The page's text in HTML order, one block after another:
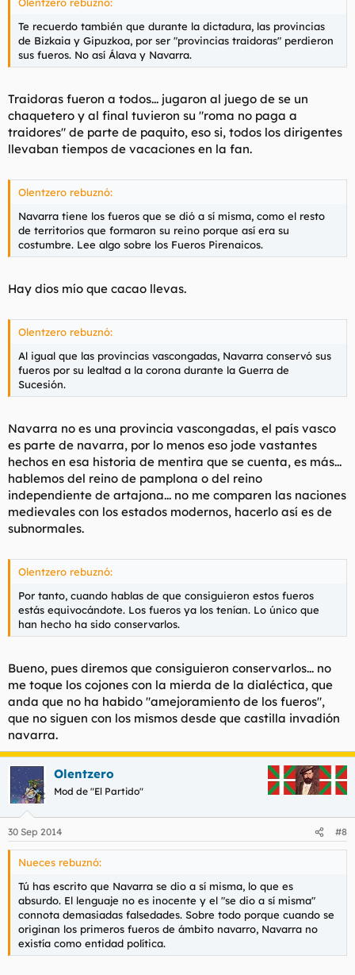
Te recuerdo también que durante la dictadura, las provincias
de Bizkaia y Gipuzkoa, por ser "provincias traidoras" perdieron
sus fueros. No así Álava y Navarra.
Traidoras fueron a todos... jugaron al juego de se un
chaquetero y al final tuvieron su "roma no paga a
traidores" de parte de paquito, eso si, todos los dirigentes
llevaban tiempos de vacaciones en la fan.
Olentzero rebuznó:
Navarra tiene los fueros que se dió a sí misma, como el resto
de territorios que formaron su reino porque así era su
costumbre. Lee algo sobre los Fueros Pirenaicos.
Hay dios mío que cacao llevas.
Olentzero rebuznó:
Al igual que las provincias vascongadas, Navarra conservó sus
fueros por su lealtad a la corona durante la Guerra de
Sucesión.
Navarra no es una provincia vascongadas, el país vasco
es parte de navarra, por lo menos eso jode vastantes
hechos en esa historia de mentira que se cuenta, es más...
hablemos del reino de pamplona o del reino
independiente de artajona... no me comparen las naciones
medievales con los estados modernos, hacerlo así es de
subnormales.
Olentzero rebuznó:
Por tanto, cuando hablas de que consiguieron estos fueros
estás equivocándote. Los fueros ya los tenían. Lo único que
han hecho ha sido conservarlos.
Bueno, pues diremos que consiguieron conservarlos... no
me toque los cojones con la mierda de la dialéctica, que
anda que no ha habido "amejoramiento de los fueros",
que no siguen con los mismos desde que castilla invadión
navarra.
Olentzero
Mod de "El Partido"
30 Sep 2014 #8
Nueces rebuznó:
Tú has escrito que Navarra se dio a sí misma, lo que es
absurdo. El lenguaje no es inocente y el "se dio a sí misma"
connota demasiadas falsedades. Sobre todo porque cuando se
originan los primeros fueros de ámbito navarro, Navarra no
existía como entidad política.